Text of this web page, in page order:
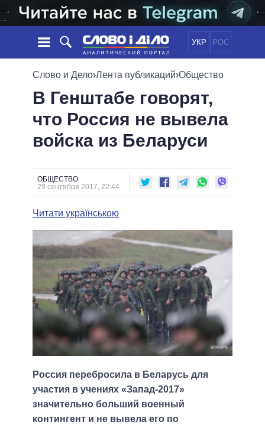
УКР РОС
НОВОСТИ
ЛЕНТА
СОБЫТИЯ
СТАТЬИ
ОБЗОРЫ
ДАЙДЖЕСТЫ
ПОЛИТИКА
ЭКОНОМИКА
ОБЩЕСТВО
ОБЕЩАНИЯ
ПОЛИТИКИ
ПРЕЗИДЕНТ И ОФИС
ВЕРХОВНАЯ РАДА
ВСЕ ПЕРСОНЫ
ИНФОГРАФИКА
ВИДЕО
СРАВНЕНИЕ ПОЛИТИКОВ
Слово и Дело›Лента публикаций›Общество
В Генштабе говорят,
что Россия не вывела
войска из Беларуси
ОБЩЕСТВО
29 сентября 2017, 22:44
Читати українською
Россия перебросила в Беларусь для
участия в учениях «Запад-2017»
значительно больший военный
контингент и не вывела его по